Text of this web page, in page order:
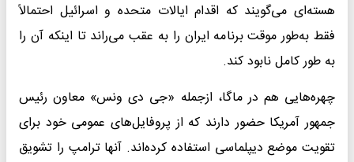
هسته‌ای می‌گویند که اقدام ایالات متحده و اسرائیل احتمالاً
فقط به‌طور موقت برنامه ایران را به عقب می‌راند تا اینکه آن را
به طور کامل نابود کند.
چهره‌هایی هم در ماگا، ازجمله «جی دی ونس» معاون رئیس
جمهور آمریکا حضور دارند که از پروفایل‌های عمومی خود برای
تقویت موضع دیپلماسی استفاده کرده‌اند. آنها ترامپ را تشویق